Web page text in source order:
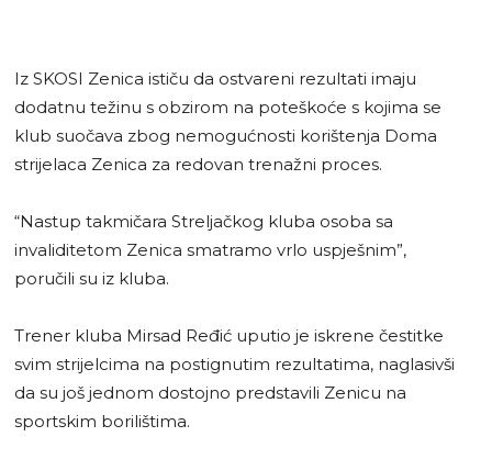
Iz SKOSI Zenica ističu da ostvareni rezultati imaju
dodatnu težinu s obzirom na poteškoće s kojima se
klub suočava zbog nemogućnosti korištenja Doma
strijelaca Zenica za redovan trenažni proces.
“Nastup takmičara Streljačkog kluba osoba sa
invaliditetom Zenica smatramo vrlo uspješnim”,
poručili su iz kluba.
Trener kluba Mirsad Ređić uputio je iskrene čestitke
svim strijelcima na postignutim rezultatima, naglasivši
da su još jednom dostojno predstavili Zenicu na
sportskim borilištima.